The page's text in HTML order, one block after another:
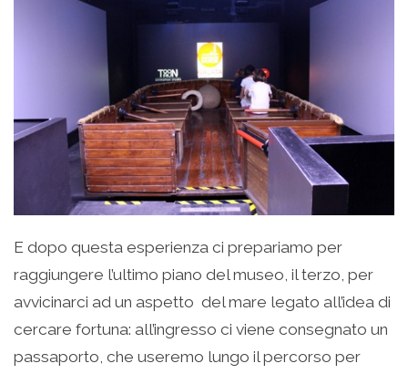
E dopo questa esperienza ci prepariamo per
raggiungere l’ultimo piano del museo, il terzo, per
avvicinarci ad un aspetto del mare legato all’idea di
cercare fortuna: all’ingresso ci viene consegnato un
passaporto, che useremo lungo il percorso per